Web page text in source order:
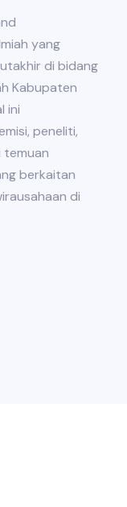
yang
di bidang
Kabupaten
ini
peneliti,
temuan
berkaitan
di